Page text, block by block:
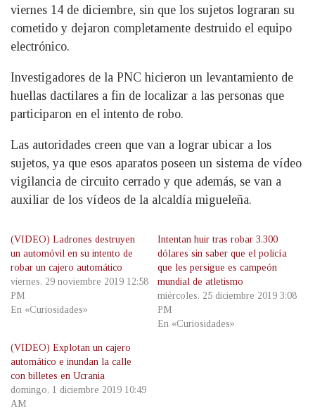
viernes 14 de diciembre, sin que los sujetos lograran su
cometido y dejaron completamente destruido el equipo
electrónico.
Investigadores de la PNC hicieron un levantamiento de
huellas dactilares a fin de localizar a las personas que
participaron en el intento de robo.
Las autoridades creen que van a lograr ubicar a los
sujetos, ya que esos aparatos poseen un sistema de vídeo
vigilancia de circuito cerrado y que además, se van a
auxiliar de los vídeos de la alcaldía migueleña.
(VIDEO) Ladrones destruyen
un automóvil en su intento de
robar un cajero automático
viernes, 29 noviembre 2019 12:58
PM
En «Curiosidades»
Intentan huir tras robar 3.300
dólares sin saber que el policía
que les persigue es campeón
mundial de atletismo
miércoles, 25 diciembre 2019 3:08
PM
En «Curiosidades»
(VIDEO) Explotan un cajero
automático e inundan la calle
con billetes en Ucrania
domingo, 1 diciembre 2019 10:49
AM